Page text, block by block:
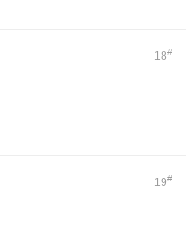
18#
19#